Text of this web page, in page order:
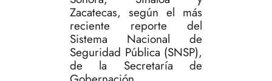
Zacatecas, según el más
reciente reporte del
Sistema Nacional de
Seguridad Pública (SNSP),
de la Secretaría de